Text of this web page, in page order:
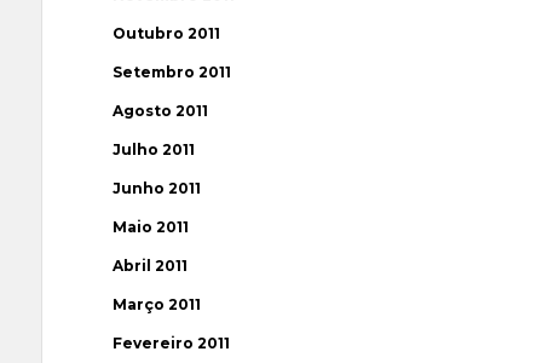
Outubro 2011
Setembro 2011
Agosto 2011
Julho 2011
Junho 2011
Maio 2011
Abril 2011
Março 2011
Fevereiro 2011